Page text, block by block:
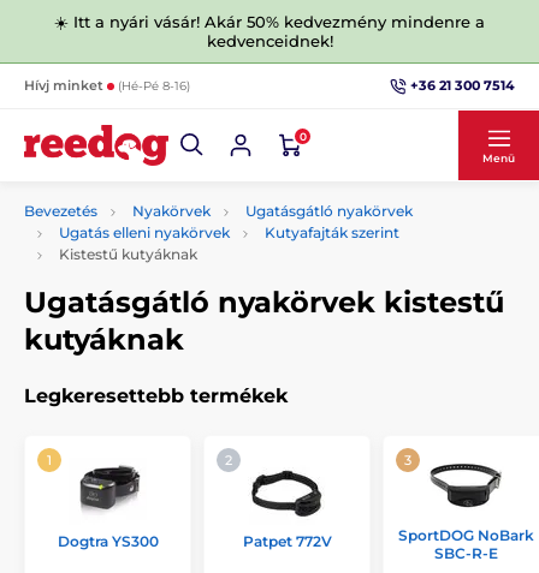
☀️ Itt a nyári vásár! Akár 50% kedvezmény mindenre a
kedvenceidnek!
Hívj minket (Hé-Pé 8-16) +36 21 300 7514
0
Menü
Bevezetés Nyakörvek
Ugatásgátló nyakörvek
Ugatás elleni nyakörvek
Kutyafajták szerint
Kistestű kutyáknak
Ugatásgátló nyakörvek kistestű
kutyáknak
Legkeresettebb termékek
Dogtra YS300 Patpet 772V
SportDOG NoBark
SBC-R-E